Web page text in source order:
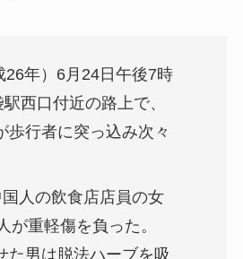
26年）6月24日午後7時
西口付近の路上で、
歩行者に突っ込み次々
人の飲食店店員の女
が重軽傷を負った。
た男は脱法ハーブを吸